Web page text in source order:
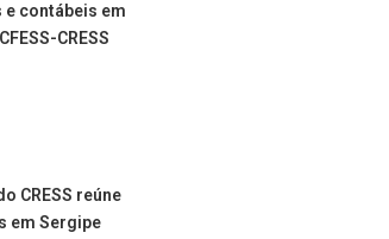
contábeis em
CRESS
CRESS reúne
em Sergipe